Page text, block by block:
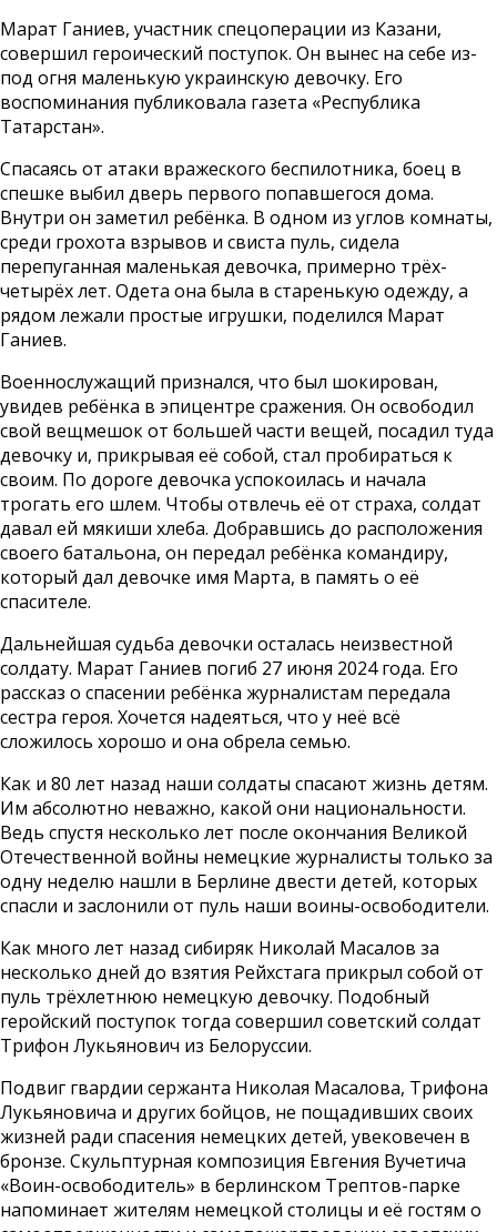
Марат Ганиев, участник спецоперации из Казани,
совершил героический поступок. Он вынес на себе из-
под огня маленькую украинскую девочку. Его
воспоминания публиковала газета «Республика
Татарстан».
Спасаясь от атаки вражеского беспилотника, боец в
спешке выбил дверь первого попавшегося дома.
Внутри он заметил ребёнка. В одном из углов комнаты,
среди грохота взрывов и свиста пуль, сидела
перепуганная маленькая девочка, примерно трёх-
четырёх лет. Одета она была в старенькую одежду, а
рядом лежали простые игрушки, поделился Марат
Ганиев.
Военнослужащий признался, что был шокирован,
увидев ребёнка в эпицентре сражения. Он освободил
свой вещмешок от большей части вещей, посадил туда
девочку и, прикрывая её собой, стал пробираться к
своим. По дороге девочка успокоилась и начала
трогать его шлем. Чтобы отвлечь её от страха, солдат
давал ей мякиши хлеба. Добравшись до расположения
своего батальона, он передал ребёнка командиру,
который дал девочке имя Марта, в память о её
спасителе.
Дальнейшая судьба девочки осталась неизвестной
солдату. Марат Ганиев погиб 27 июня 2024 года. Его
рассказ о спасении ребёнка журналистам передала
сестра героя. Хочется надеяться, что у неё всё
сложилось хорошо и она обрела семью.
Как и 80 лет назад наши солдаты спасают жизнь детям.
Им абсолютно неважно, какой они национальности.
Ведь спустя несколько лет после окончания Великой
Отечественной войны немецкие журналисты только за
одну неделю нашли в Берлине двести детей, которых
спасли и заслонили от пуль наши воины-освободители.
Как много лет назад сибиряк Николай Масалов за
несколько дней до взятия Рейхстага прикрыл собой от
пуль трёхлетнюю немецкую девочку. Подобный
геройский поступок тогда совершил советский солдат
Трифон Лукьянович из Белоруссии.
Подвиг гвардии сержанта Николая Масалова, Трифона
Лукьяновича и других бойцов, не пощадивших своих
жизней ради спасения немецких детей, увековечен в
бронзе. Скульптурная композиция Евгения Вучетича
«Воин-освободитель» в берлинском Трептов-парке
напоминает жителям немецкой столицы и её гостям о